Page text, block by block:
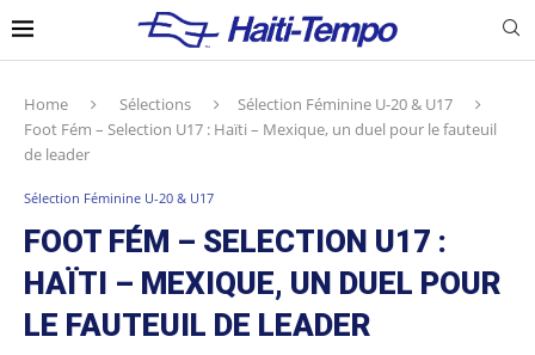
Home Sélections
Sélection Féminine U-20 & U17
Foot Fém – Selection U17 : Haïti – Mexique, un duel pour le fauteuil
de leader
Sélection Féminine U-20 & U17
FOOT FÉM – SELECTION U17 :
HAÏTI – MEXIQUE, UN DUEL POUR
LE FAUTEUIL DE LEADER